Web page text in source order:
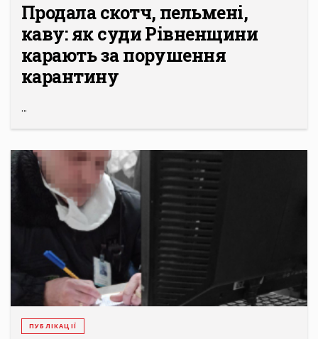
Продала скотч, пельмені,
каву: як суди Рівненщини
карають за порушення
карантину
...
ПУБЛІКАЦІЇ